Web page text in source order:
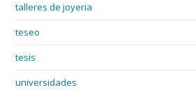
talleres de joyeria
teseo
tesis
universidades